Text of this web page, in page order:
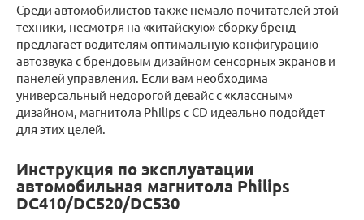
Среди автомобилистов также немало почитателей этой
техники, несмотря на «китайскую» сборку бренд
предлагает водителям оптимальную конфигурацию
автозвука с брендовым дизайном сенсорных экранов и
панелей управления. Если вам необходима
универсальный недорогой девайс с «классным»
дизайном, магнитола Philips с CD идеально подойдет
для этих целей.
Инструкция по эксплуатации
автомобильная магнитола Philips
DC410/DC520/DC530